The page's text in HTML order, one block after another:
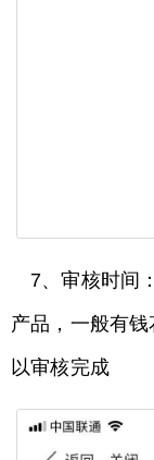
7、审核时间
产品，一般有
以审核完成